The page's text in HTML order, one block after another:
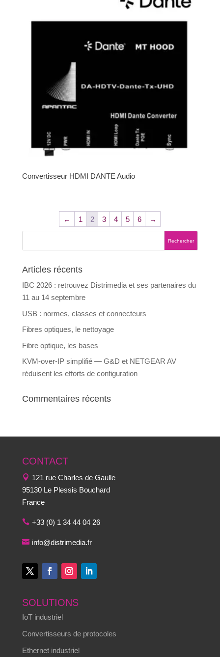
Convertisseur HDMI DANTE Audio
← 1 2 3 4 5 6 →
Articles récents
IBC 2026 : retrouvez Distrimedia et ses partenaires du
11 au 14 septembre
USB : normes, classes et connecteurs
Fibres optiques, le nettoyage
Fibre optique, les bases
KVM-over-IP simplifié — G&D et NETGEAR AV
réduisent les efforts de configuration
Commentaires récents
CONTACT
121 rue Charles de Gaulle
95130 Le Plessis Bouchard
France
+33 (0) 1 34 44 04 26
info@distrimedia.fr
SOLUTIONS
IoT industriel
Convertisseurs de protocoles
Ethernet industriel